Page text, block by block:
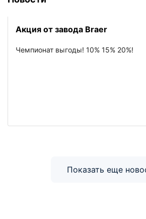
Акция от завода Braer
Чемпионат выгоды! 10% 15% 20%!
Показать еще